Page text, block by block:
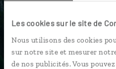
Les cookies sur le site de
Nous utilisons des cookies
sur notre site et mesurer
de nos publicités. Vous
téléphone.
Vous gardez le même
pendant et après votre